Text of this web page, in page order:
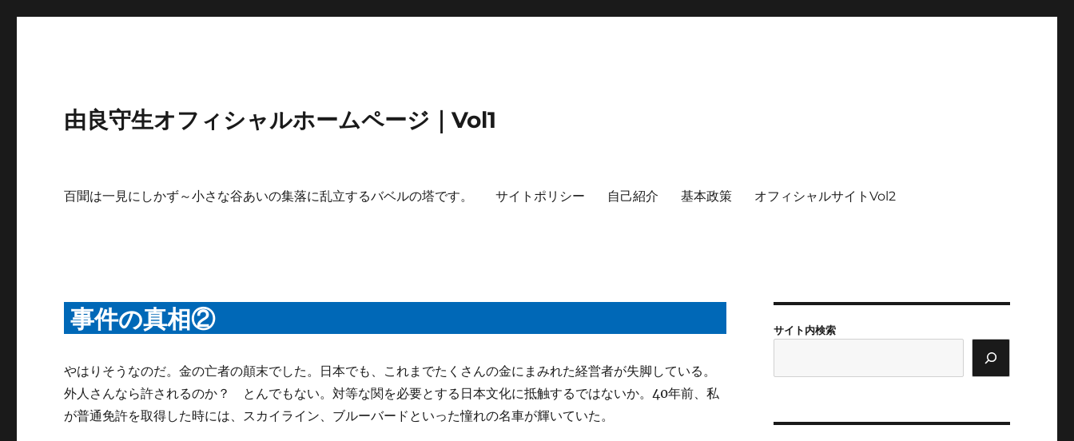
由良守生オフィシャルホームページ｜Vol1
百聞は一見にしかず～小さな谷あいの集落に乱立するバベルの塔です。 サイトポリシー 自己紹介 基本政策 オフィシャルサイトVol2
事件の真相②
やはりそうなのだ。金の亡者の顛末でした。日本でも、これまでたくさんの金にまみれた経営者が失脚している。
外人さんなら許されるのか？ とんでもない。対等な関を必要とする日本文化に抵触するではないか。40年前、私
が普通免許を取得した時には、スカイライン、ブルーバードといった憧れの名車が輝いていた。
サイト内検索